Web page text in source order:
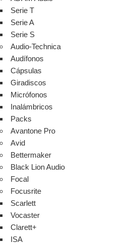
Serie T
Serie A
Serie S
Audio-Technica
Audífonos
Cápsulas
Giradiscos
Micrófonos
Inalámbricos
Packs
Avantone Pro
Avid
Bettermaker
Black Lion Audio
Focal
Focusrite
Scarlett
Vocaster
Clarett+
ISA